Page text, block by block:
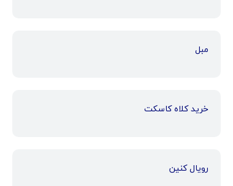
مبل
خرید کلاه کاسکت
رویال کنین